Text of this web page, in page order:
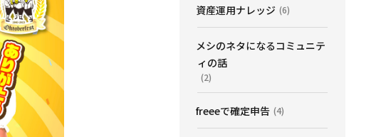
資産運用ナレッジ (6)
メシのネタになるコミュニテ
ィの話
(2)
freeeで確定申告 (4)